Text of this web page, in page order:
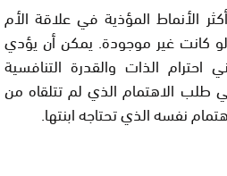
الأنماط المؤذية في علاقة الأم
لو كانت غير موجودة. يمكن أن يؤدي
الذات والقدرة التنافسية
طلب الاهتمام الذي لم تتلقاه من
نفسه الذي تحتاجه ابنتها.